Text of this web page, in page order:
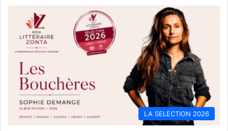
LA SELECTION 2026